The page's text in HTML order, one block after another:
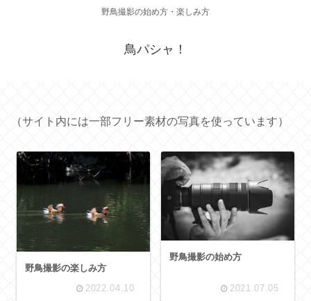
野鳥撮影の始め方・楽しみ方
鳥パシャ！
（サイト内には一部フリー素材の写真を使っています）
野鳥撮影の楽しみ方
2022.04.10
野鳥撮影の始め方
2021.07.05